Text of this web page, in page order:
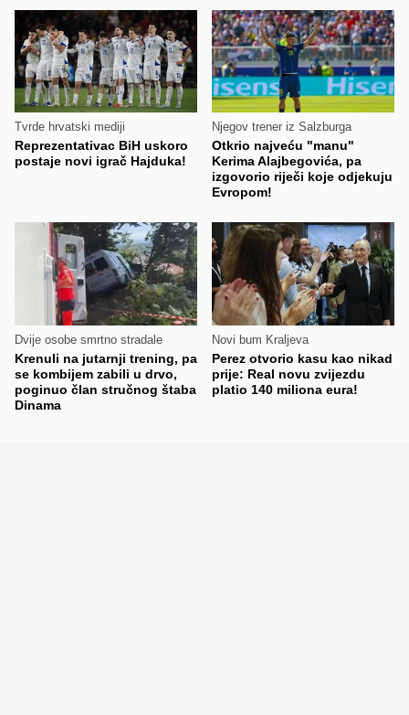
Tvrde hrvatski mediji
Reprezentativac BiH uskoro
postaje novi igrač Hajduka!
Njegov trener iz Salzburga
Otkrio najveću "manu"
Kerima Alajbegovića, pa
izgovorio riječi koje odjekuju
Evropom!
Dvije osobe smrtno stradale
Krenuli na jutarnji trening, pa
se kombijem zabili u drvo,
poginuo član stručnog štaba
Dinama
Novi bum Kraljeva
Perez otvorio kasu kao nikad
prije: Real novu zvijezdu
platio 140 miliona eura!